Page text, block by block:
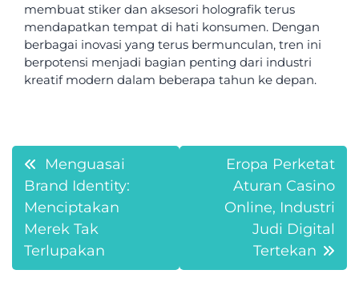
membuat stiker dan aksesori holografik terus
mendapatkan tempat di hati konsumen. Dengan
berbagai inovasi yang terus bermunculan, tren ini
berpotensi menjadi bagian penting dari industri
kreatif modern dalam beberapa tahun ke depan.
Post
navigation
Menguasai
Brand Identity:
Menciptakan
Merek Tak
Terlupakan
Eropa Perketat
Aturan Casino
Online, Industri
Judi Digital
Tertekan